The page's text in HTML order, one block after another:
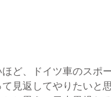
ど、ドイツ車のスポ
見返してやりたいと